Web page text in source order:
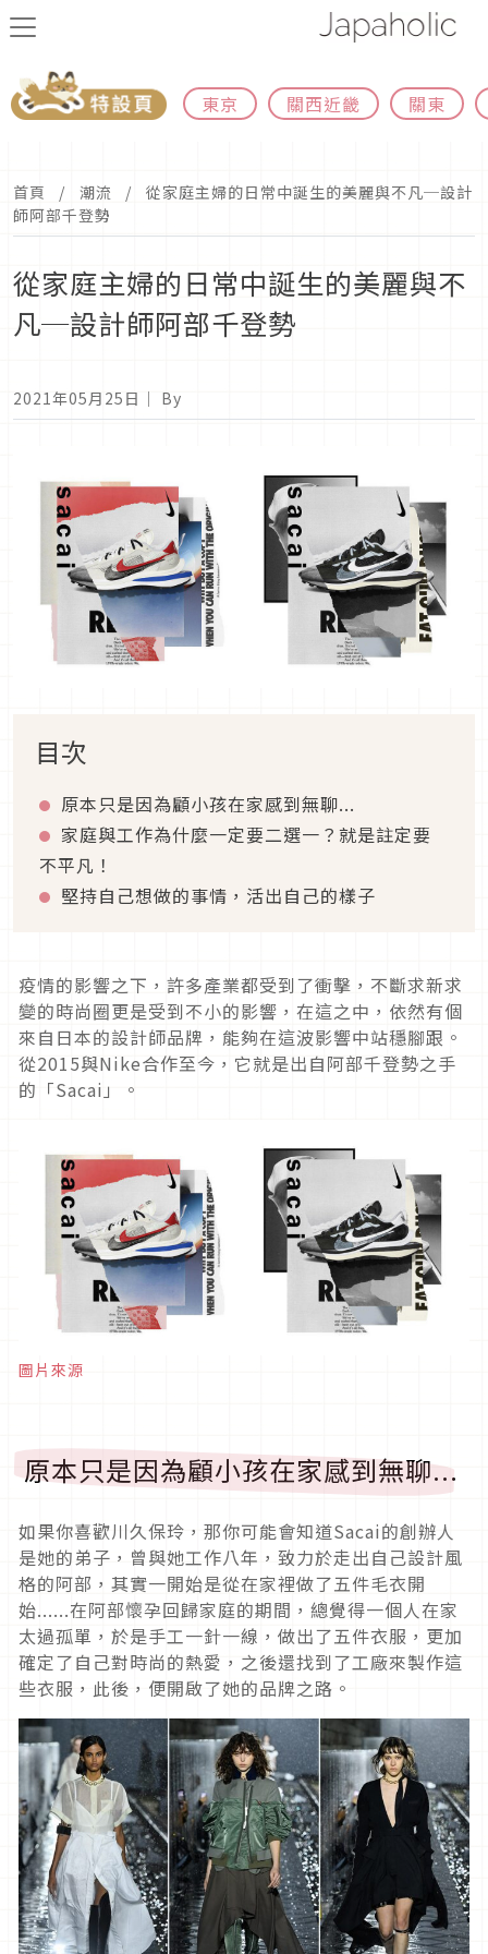
東京 關西近畿 關東
首頁 潮流
從家庭主婦的日常中誕生的美麗與不凡─設計
師阿部千登勢
從家庭主婦的日常中誕生的美麗與不
凡─設計師阿部千登勢
2021年05月25日 ｜ By
目次
原本只是因為顧小孩在家感到無聊...
家庭與工作為什麼一定要二選一？就是註定要
不平凡！
堅持自己想做的事情，活出自己的樣子
疫情的影響之下，許多產業都受到了衝擊，不斷求新求
變的時尚圈更是受到不小的影響，在這之中，依然有個
來自日本的設計師品牌，能夠在這波影響中站穩腳跟。
從2015與Nike合作至今，它就是出自阿部千登勢之手
的「Sacai」。
圖片來源
原本只是因為顧小孩在家感到無聊...
如果你喜歡川久保玲，那你可能會知道Sacai的創辦人
是她的弟子，曾與她工作八年，致力於走出自己設計風
格的阿部，其實一開始是從在家裡做了五件毛衣開
始......在阿部懷孕回歸家庭的期間，總覺得一個人在家
太過孤單，於是手工一針一線，做出了五件衣服，更加
確定了自己對時尚的熱愛，之後還找到了工廠來製作這
些衣服，此後，便開啟了她的品牌之路。